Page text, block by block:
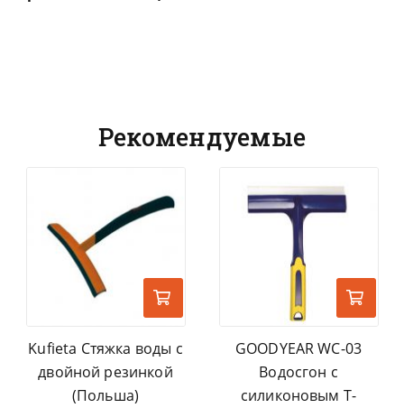
Рекомендуемые
Kufieta Стяжка воды с
двойной резинкой
(Польша)
GOODYEAR WC-03
Водосгон с
силиконовым Т-